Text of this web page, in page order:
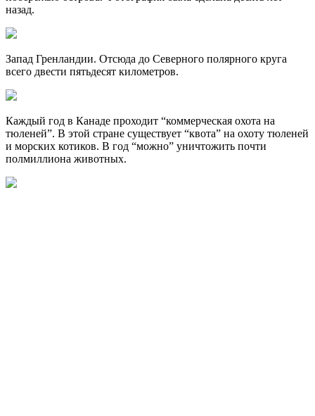
назад.
Запад Гренландии. Отсюда до Северного полярного круга
всего двести пятьдесят километров.
Каждый год в Канаде проходит “коммерческая охота на
тюленей”. В этой стране существует “квота” на охоту тюленей
и морских котиков. В год “можно” уничтожить почти
полмиллиона животных.